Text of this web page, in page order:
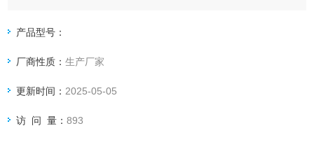
原理：经计量的具有规定浓度的纸浆置于刀辊和平滑的打浆缸
产品型号：
厂商性质：生产厂家
更新时间： 2025-05-05
访 问 量：893